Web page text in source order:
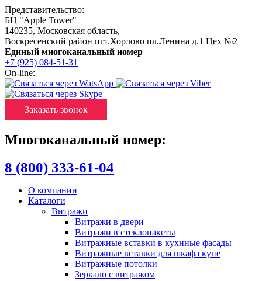
Представительство:
БЦ "Apple Tower"
140235, Московская область,
Воскресенский район пгт.Хорлово пл.Ленина д.1 Цех №2
Единый многоканальный номер
+7 (925) 084-51-31
On-line:
Заказать звонок
Многоканальный номер:
8 (800) 333-61-04
О компании
Каталоги
Витражи
Витражи в двери
Витражи в стеклопакеты
Витражные вставки в кухнные фасады
Витражные вставки для шкафа купе
Витражные потолки
Зеркало с витражом